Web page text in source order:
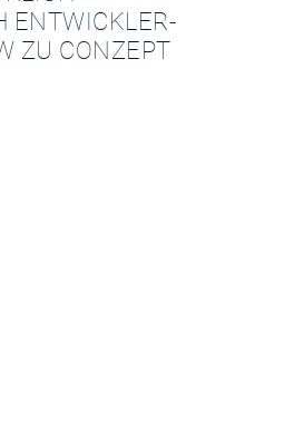
ENTWICKLER-
ZU CONZEPT